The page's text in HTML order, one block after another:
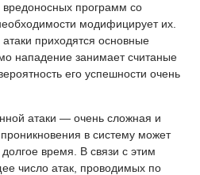
программ со
модифицирует их.
приходятся основные
нападение занимает считаные
его успешности очень
атаки — очень сложная и
в систему может
время. В связи с этим
число атак, проводимых по